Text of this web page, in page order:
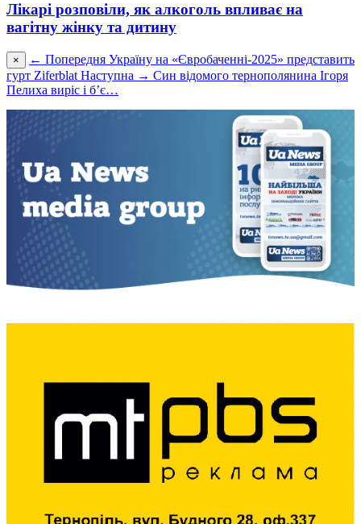
Лікарі розповіли, як алкоголь впливає на
вагітну жінку та дитину
× ← Попередня Україну на «Євробаченні-2025» представить
гурт Ziferblat Наступна → Син відомого тернополянина Ігоря
Пелиха виріс і б’є…